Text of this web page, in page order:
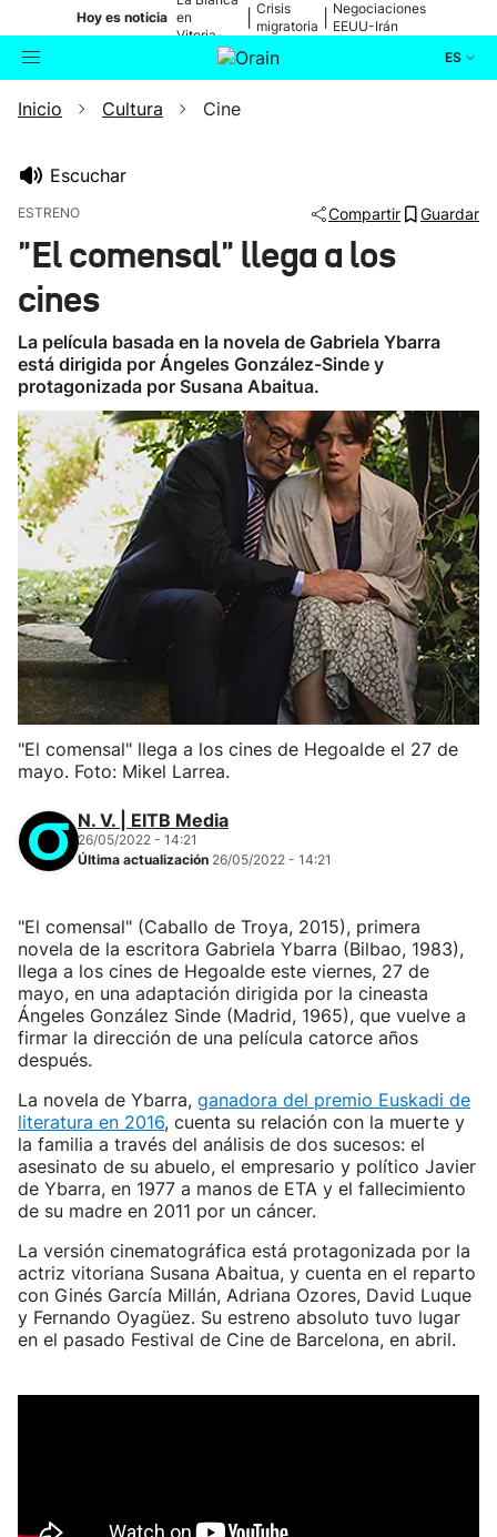
Hoy es noticia en
Vitoria-
Gasteiz
Crisis
migratoria
Negociaciones
EEUU-Irán
ES
Buscador Actualidad
Eguraldia
Inicio Cultura Cine
Escuchar
ESTRENO Compartir Guardar
"El comensal" llega a los
cines
La película basada en la novela de Gabriela Ybarra
está dirigida por Ángeles González-Sinde y
protagonizada por Susana Abaitua.
"El comensal" llega a los cines de Hegoalde el 27 de
mayo. Foto: Mikel Larrea.
N. V. | EITB Media
26/05/2022 - 14:21
Última actualización 26/05/2022 - 14:21
"El comensal" (Caballo de Troya, 2015), primera
novela de la escritora Gabriela Ybarra (Bilbao, 1983),
llega a los cines de Hegoalde este viernes, 27 de
mayo, en una adaptación dirigida por la cineasta
Ángeles González Sinde (Madrid, 1965), que vuelve a
firmar la dirección de una película catorce años
después.
La novela de Ybarra, ganadora del premio Euskadi de
literatura en 2016, cuenta su relación con la muerte y
la familia a través del análisis de dos sucesos: el
asesinato de su abuelo, el empresario y político Javier
de Ybarra, en 1977 a manos de ETA y el fallecimiento
de su madre en 2011 por un cáncer.
La versión cinematográfica está protagonizada por la
actriz vitoriana Susana Abaitua, y cuenta en el reparto
con Ginés García Millán, Adriana Ozores, David Luque
y Fernando Oyagüez. Su estreno absoluto tuvo lugar
en el pasado Festival de Cine de Barcelona, en abril.